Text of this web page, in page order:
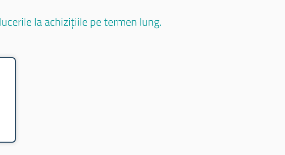
la achizițiile pe termen lung.